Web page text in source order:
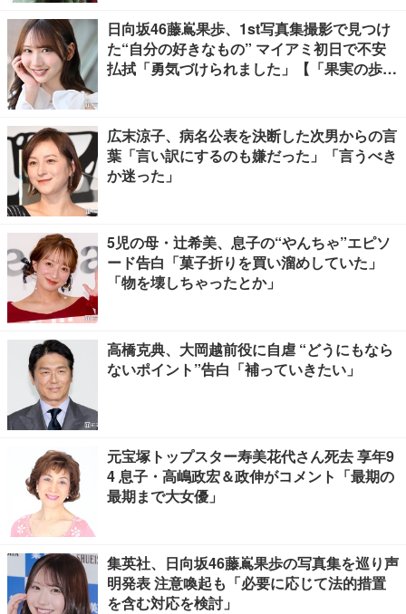
日向坂46藤嶌果歩、1st写真集撮影で見つけ
た“自分の好きなもの” マイアミ初日で不安
払拭「勇気づけられました」【「果実の歩
広末涼子、病名公表を決断した次男からの言
葉「言い訳にするのも嫌だった」「言うべき
か迷った」
5児の母・辻希美、息子の“やんちゃ”エピソ
ード告白「菓子折りを買い溜めしていた」
「物を壊しちゃったとか」
高橋克典、大岡越前役に自虐 “どうにもなら
ないポイント”告白「補っていきたい」
元宝塚トップスター寿美花代さん死去 享年9
4 息子・高嶋政宏＆政伸がコメント「最期の
最期まで大女優」
集英社、日向坂46藤嶌果歩の写真集を巡り声
明発表 注意喚起も「必要に応じて法的措置
を含む対応を検討」